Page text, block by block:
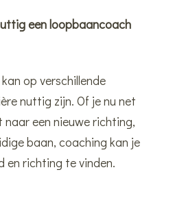
een loopbaancoach
op verschillende
nuttig zijn. Of je nu net
een nieuwe richting,
baan, coaching kan je
en richting te vinden.